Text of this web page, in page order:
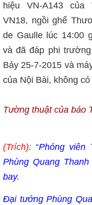
hiệu VN-A143 của
VN18, ngồi ghế
de Gaulle lúc 14:00
và đã đáp phi
Bảy 25-7-2015 và
của Nội Bài, không
Tường thuật của báo
(Trích): “Phóng viên
Phùng Quang
bay.
Đại tướng Phùng